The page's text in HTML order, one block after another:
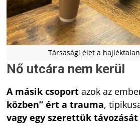
Társasági élet a
Nő utcára nem kerül
A másik csoport azok az
közben” ért a trauma,
vagy egy szerettük